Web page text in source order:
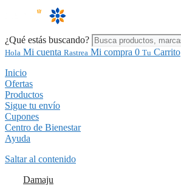
¿Qué estás buscando?
Hola Mi cuenta Rastrea Mi compra 0 Tu Carrito
Inicio
Ofertas
Productos
Sigue tu envío
Cupones
Centro de Bienestar
Ayuda
Saltar al contenido
Damaju